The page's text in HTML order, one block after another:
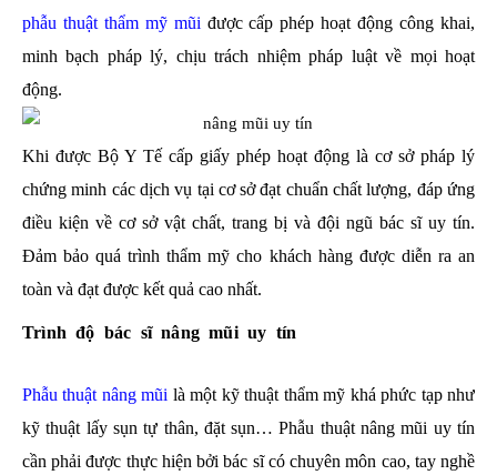
phẫu thuật thẩm mỹ mũi được cấp phép hoạt động công khai,
minh bạch pháp lý, chịu trách nhiệm pháp luật về mọi hoạt
động.
Khi được Bộ Y Tế cấp giấy phép hoạt động là cơ sở pháp lý
chứng minh các dịch vụ tại cơ sở đạt chuẩn chất lượng, đáp ứng
điều kiện về cơ sở vật chất, trang bị và đội ngũ bác sĩ uy tín.
Đảm bảo quá trình thẩm mỹ cho khách hàng được diễn ra an
toàn và đạt được kết quả cao nhất.
Trình độ bác sĩ nâng mũi uy tín
Phẫu thuật nâng mũi là một kỹ thuật thẩm mỹ khá phức tạp như
kỹ thuật lấy sụn tự thân, đặt sụn… Phẫu thuật nâng mũi uy tín
cần phải được thực hiện bởi bác sĩ có chuyên môn cao, tay nghề